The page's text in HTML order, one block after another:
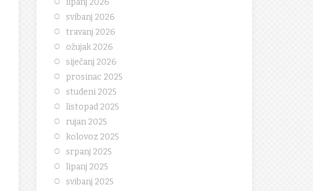
lipanj 2026
svibanj 2026
travanj 2026
ožujak 2026
siječanj 2026
prosinac 2025
studeni 2025
listopad 2025
rujan 2025
kolovoz 2025
srpanj 2025
lipanj 2025
svibanj 2025